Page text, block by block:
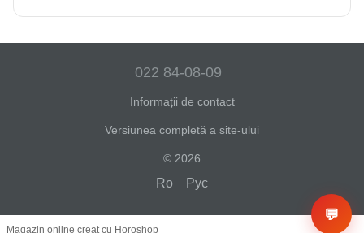
022 84-08-09
Informații de contact
Versiunea completă a site-ului
© 2026
Ro Рус
Magazin online creat cu Horoshop
💬